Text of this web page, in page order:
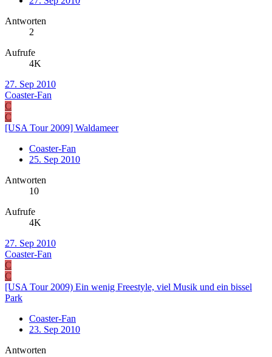
Antworten
2
Aufrufe
4K
27. Sep 2010
Coaster-Fan
C
C
[USA Tour 2009] Waldameer
Coaster-Fan
25. Sep 2010
Antworten
10
Aufrufe
4K
27. Sep 2010
Coaster-Fan
C
C
[USA Tour 2009) Ein wenig Freestyle, viel Musik und ein bissel
Park
Coaster-Fan
23. Sep 2010
Antworten